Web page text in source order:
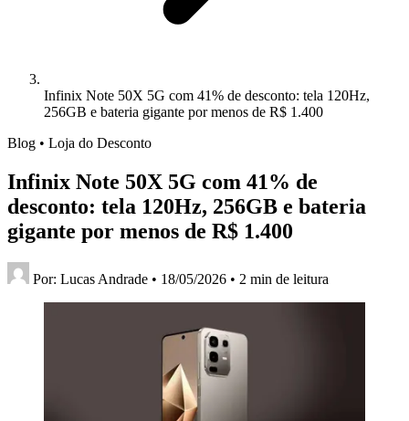
Infinix Note 50X 5G com 41% de desconto: tela 120Hz,
256GB e bateria gigante por menos de R$ 1.400
Blog • Loja do Desconto
Infinix Note 50X 5G com 41% de
desconto: tela 120Hz, 256GB e bateria
gigante por menos de R$ 1.400
Por: Lucas Andrade • 18/05/2026 • 2 min de leitura